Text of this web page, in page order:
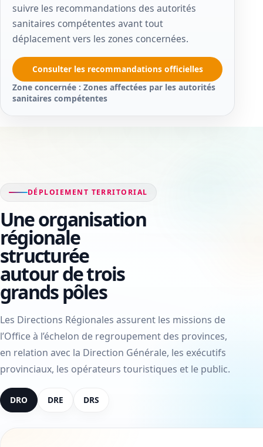
suivre les recommandations des autorités
sanitaires compétentes avant tout
déplacement vers les zones concernées.
Consulter les recommandations officielles
Zone concernée : Zones affectées par les autorités
sanitaires compétentes
DÉPLOIEMENT TERRITORIAL
Une organisation
régionale
structurée
autour de trois
grands pôles
Les Directions Régionales assurent les missions de
l’Office à l’échelon de regroupement des provinces,
en relation avec la Direction Générale, les exécutifs
provinciaux, les opérateurs touristiques et le public.
DRO DRE DRS